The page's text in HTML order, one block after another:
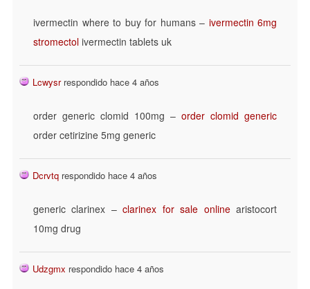
ivermectin where to buy for humans – ivermectin 6mg
stromectol ivermectin tablets uk
Lcwysrrespondido hace 4 años
order generic clomid 100mg – order clomid generic
order cetirizine 5mg generic
Dcrvtq respondido hace 4 años
generic clarinex –clarinex for sale onlinearistocort
10mg drug
Udzgmx respondido hace 4 años